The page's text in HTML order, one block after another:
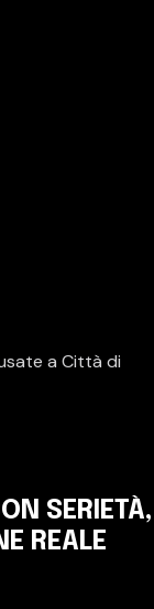
SERIETÀ,
REALE